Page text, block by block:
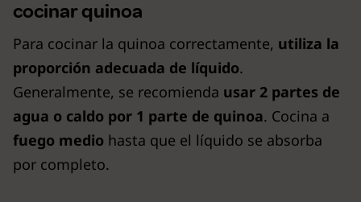
cocinar quinoa
Para cocinar la quinoa correctamente, utiliza la
proporción adecuada de líquido.
Generalmente, se recomienda usar 2 partes de
agua o caldo por 1 parte de quinoa. Cocina a
fuego medio hasta que el líquido se absorba
por completo.